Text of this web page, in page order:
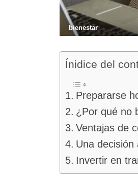
bienestar
Ínidice del
Prepararse
¿Por qué no
Ventajas de
Una
Invertir en